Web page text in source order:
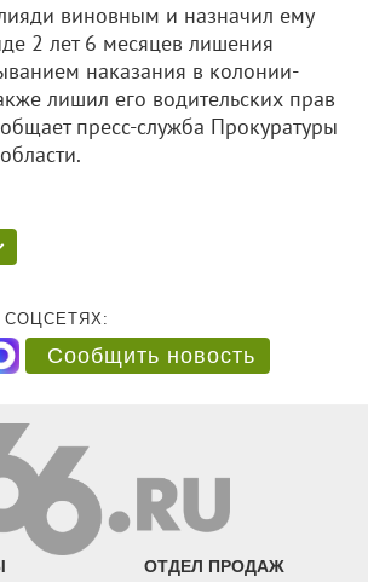
виновным и назначил ему
2 лет 6 месяцев лишения
наказания в колонии-
лишил его водительских прав
пресс-служба Прокуратуры
области.
СОЦСЕТЯХ:
Сообщить новость
ОТДЕЛ ПРОДАЖ